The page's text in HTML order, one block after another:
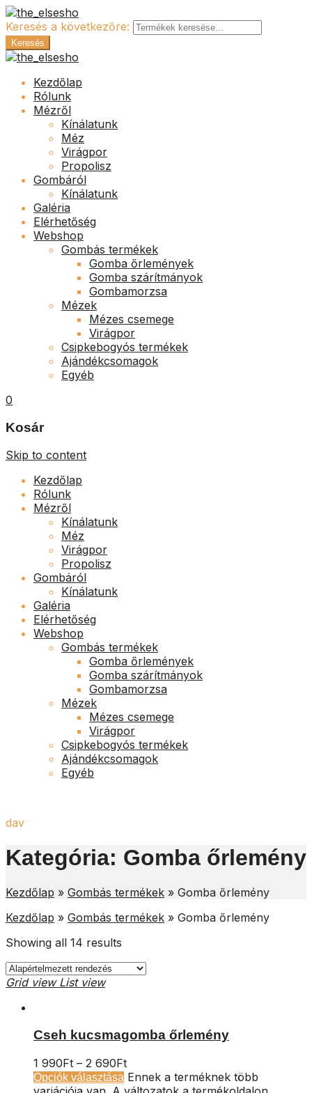
Keresés a következőre:
Keresés
Kezdőlap
Rólunk
Mézről
Kínálatunk
Méz
Virágpor
Propolisz
Gombáról
Kínálatunk
Galéria
Elérhetőség
Webshop
Gombás termékek
Gomba őrlemények
Gomba szárítmányok
Gombamorzsa
Mézek
Mézes csemege
Virágpor
Csipkebogyós termékek
Ajándékcsomagok
Egyéb
0
Kosár
Skip to content
Kezdőlap
Rólunk
Mézről
Kínálatunk
Méz
Virágpor
Propolisz
Gombáról
Kínálatunk
Galéria
Elérhetőség
Webshop
Gombás termékek
Gomba őrlemények
Gomba szárítmányok
Gombamorzsa
Mézek
Mézes csemege
Virágpor
Csipkebogyós termékek
Ajándékcsomagok
Egyéb
dav
Kategória: Gomba őrlemény
Kezdőlap » Gombás termékek » Gomba őrlemény
Kezdőlap » Gombás termékek » Gomba őrlemény
Showing all 14 results
Grid view List view
Cseh kucsmagomba őrlemény
1 990Ft – 2 690Ft
Opciók választása Ennek a terméknek több